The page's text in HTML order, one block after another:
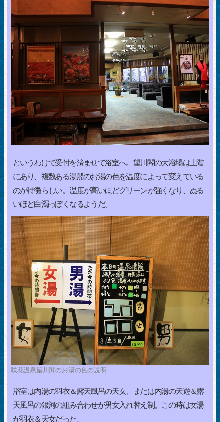
というわけで受付を済ませて浴室へ。望川閣の大浴場は上階
にあり、複数ある湯船のお湯の色を温度によって変えている
のが特徴らしい。温度が高いほどグリーンが強くなり、ぬる
いほど白濁っぽくなるようだ。
咲花温泉望川閣のお湯の色の説明
浴室は内湯の羽衣＆露天風呂の天女、または内湯の天遊＆露
天風呂の銀河の組み合わせが男女入れ替え制。この時は女湯
が羽衣＆天女だった。